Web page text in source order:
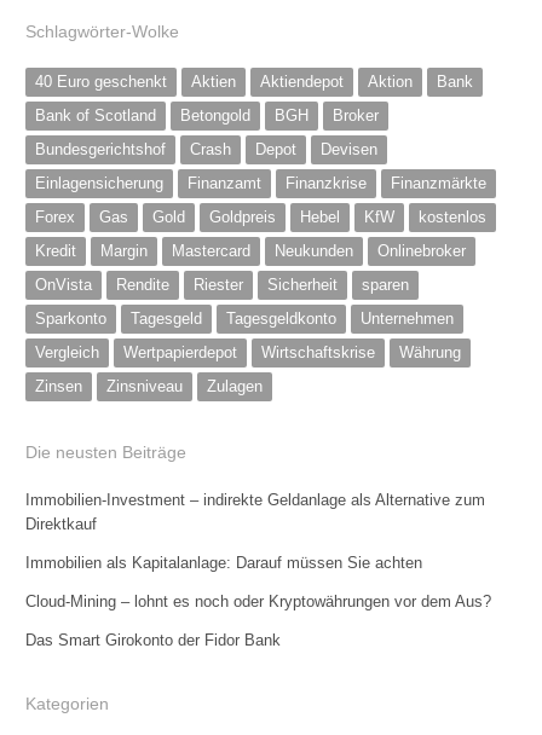
Schlagwörter-Wolke
40 Euro geschenkt Aktien Aktiendepot Aktion
Bank
Bank of Scotland
Betongold BGH
Broker
Bundesgerichtshof
Crash Depot
Devisen
Einlagensicherung
Finanzamt Finanzkrise
Finanzmärkte
Forex
Gas Gold Goldpreis Hebel KfW
kostenlos
Kredit
Margin Mastercard Neukunden
Onlinebroker
OnVista
Rendite Riester Sicherheit
sparen
Sparkonto
Tagesgeld Tagesgeldkonto
Unternehmen
Vergleich
Wertpapierdepot Wirtschaftskrise
Währung
Zinsen
Zinsniveau Zulagen
Die neusten Beiträge
Immobilien-Investment – indirekte Geldanlage als Alternative zum
Direktkauf
Immobilien als Kapitalanlage: Darauf müssen Sie achten
Cloud-Mining – lohnt es noch oder Kryptowährungen vor dem Aus?
Das Smart Girokonto der Fidor Bank
Kategorien